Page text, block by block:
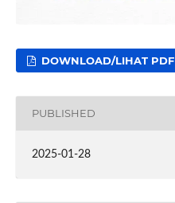
DOWNLOAD/LIHAT PDF
PUBLISHED
2025-01-28